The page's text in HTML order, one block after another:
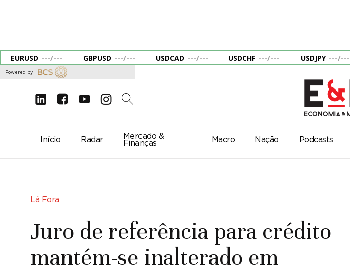
EURUSD ---/--- GBPUSD ---/--- USDCAD ---/--- USDCHF ---/--- USDJPY ---/---
Powered by
d e g c 2
Início Radar
Mercado &
Finanças
Macro Nação Podcasts
Lá Fora
Juro de referência para crédito
mantém-se inalterado em